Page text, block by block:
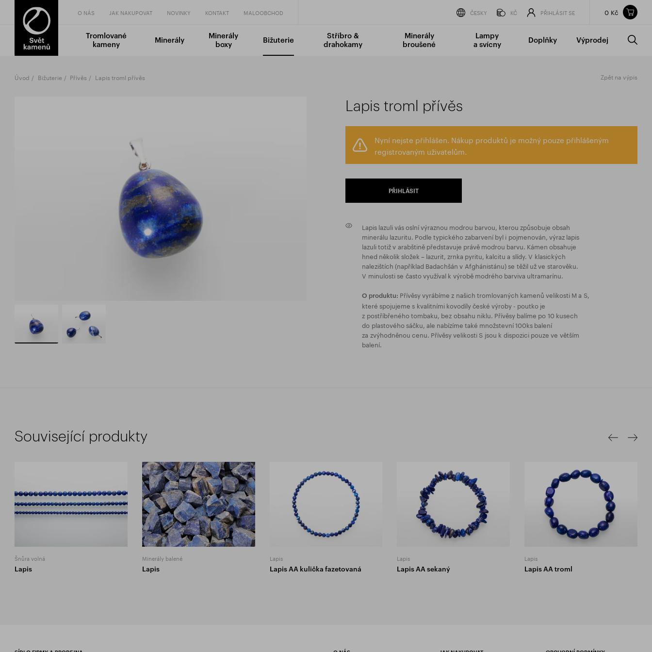
Obsah nákupního košíku
CELKOVÁ CENA
0 Kč
vč DPH
0 Kč
O NÁS JAK NAKUPOVAT NOVINKY KONTAKT MALOOBCHOD ČESKY KČ PŘIHLÁSIT SE 0 Kč
Tromlované
kameny
Minerály
Minerály
boxy
Bižuterie
Stříbro &
drahokamy
Minerály
broušené
Lampy
a svícny
Doplňky Výprodej
Úvod Bižuterie Přívěs Lapis troml přívěs Zpět na výpis
Lapis troml přívěs
Nyní nejste přihlášen. Nákup produktů je možný pouze přihlášeným
registrovaným uživatelům.
PŘIHLÁSIT
Lapis lazuli vás oslní výraznou modrou barvou, kterou způsobuje obsah
minerálu lazuritu. Podle typického zabarvení byl i pojmenován, výraz lapis
lazuli totiž v arabštině představuje právě modrou barvu. Kámen obsahuje
hned několik složek – lazurit, zrnka pyritu, kalcitu a slídy. V klasických
nalezištích (například Badachšán v Afghánistánu) se těžil už ve starověku.
V minulosti se často využíval k výrobě modrého barviva ultramarínu.
O produktu: Přívěsy vyrábíme z našich tromlovaných kamenů velikosti M a S,
které spojujeme s kvalitními kovodíly české výroby - poutko je
z postříbřeného tombaku, bez obsahu niklu. Přívěsy balíme po 10 kusech
do plastového sáčku, ale nabízíme také množstevní 100ks balení
za zvýhodněnou cenu. Přívěsy velikosti S jsou k dispozici pouze ve větším
balení.
Související produkty
Šnůra volná
Lapis
Minerály balené
Lapis
Lapis
Lapis AA kulička fazetovaná
Lapis
Lapis AA sekaný
Lapis
Lapis AA troml